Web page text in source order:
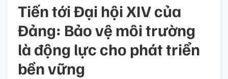
Tiến tới Đại hội XIV của
Đảng: Bảo vệ môi trường
là động lực cho phát triển
bền vững